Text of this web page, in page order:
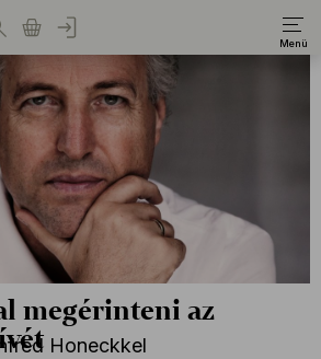
megérinteni az
Honeckkel